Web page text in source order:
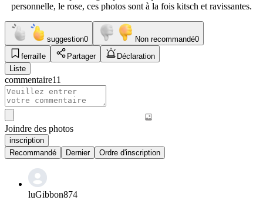
personnelle, le rose, ces photos sont à la fois kitsch et ravissantes.
suggestion0 Non recommandé0
ferraille
Partager
Déclaration
Liste
commentaire11
Joindre des photos
inscription
Recommandé
Dernier Ordre d'inscription
luGibbon874